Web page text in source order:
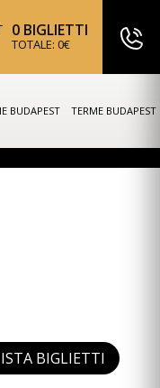
0 BIGLIETTI
TOTALE: 0€
BUDAPEST TERME BUDAPEST
BIGLIETTI